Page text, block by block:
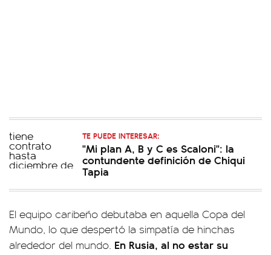
TE PUEDE INTERESAR:
"Mi plan A, B y C es Scaloni": la
contundente definición de Chiqui
Tapia
El equipo caribeño debutaba en aquella Copa del
Mundo, lo que despertó la simpatía de hinchas
alrededor del mundo. En Rusia, al no estar su